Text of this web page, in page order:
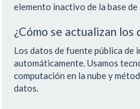
elemento inactivo de la base de
¿Cómo se actualizan los
Los datos de fuente pública de
automáticamente. Usamos
computación en la nube y
datos.